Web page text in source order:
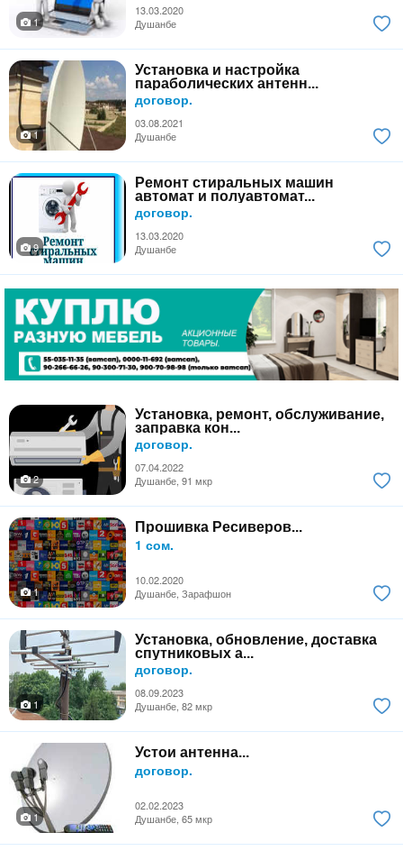
13.03.2020
1
Душанбе
Установка и настройка
параболических антенн...
договор.
03.08.2021
1
Душанбе
Ремонт стиральных машин
автомат и полуавтомат...
договор.
13.03.2020
9
Душанбе
Установка, ремонт, обслуживание,
заправка кон...
договор.
07.04.2022
2
Душанбе, 91 мкр
Прошивка Ресиверов...
1 сом.
10.02.2020
1
Душанбе, Зарафшон
Установка, обновление, доставка
спутниковых а...
договор.
08.09.2023
1
Душанбе, 82 мкр
Устои антенна...
договор.
02.02.2023
1
Душанбе, 65 мкр